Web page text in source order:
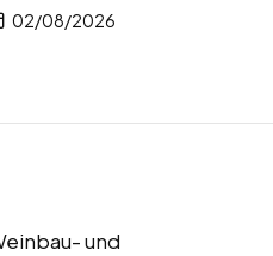
02/08/2026
und